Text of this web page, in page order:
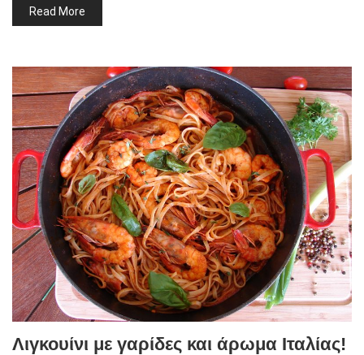
Read More
Λιγκουίνι με γαρίδες και άρωμα Ιταλίας!